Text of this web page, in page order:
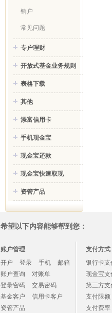
销户
常见问题
专户理财
开放式基金业务规则
表格下载
其他
添富信用卡
手机现金宝
现金宝还款
现金宝快速取现
资管产品
希望以下内容能够帮到您：
账户管理
开户
登录 手机
邮箱
账户查询
对账单
登录密码
交易密码
基金客户
信用卡客户
资管产品
支付方式
银行卡支
现金宝支
第三方支
支付限额
支付费率